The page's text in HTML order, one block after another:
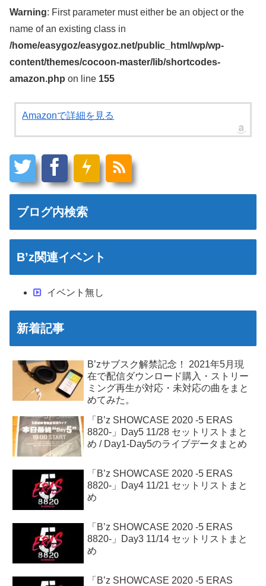
Warning: First parameter must either be an object or the
name of an existing class in
/home/easygoz/easygoz.net/public_html/wp/wp-
content/themes/cocoon-master/lib/shortcodes-
amazon.php on line 155
Amazonで詳細を見る
ブログ内検索
B’z関連イベント
イベント無し
新着記事
B’zサブスク解禁記念！ 2021年5月現
在で配信ダウンロード購入・ストリー
ミング再生が対応・未対応の曲をまと
めてみた。
「B’z SHOWCASE 2020 -5 ERAS
8820-」Day5 11/28 セットリストまと
め / Day1-Day5のライブデータまとめ
「B’z SHOWCASE 2020 -5 ERAS
8820-」Day4 11/21 セットリストまと
め
「B’z SHOWCASE 2020 -5 ERAS
8820-」Day3 11/14 セットリストまと
め
「B’z SHOWCASE 2020 -5 ERAS